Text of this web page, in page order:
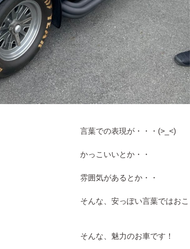
・・・(>_<)
か・・
とか・・
言葉ではおこ
お車です！